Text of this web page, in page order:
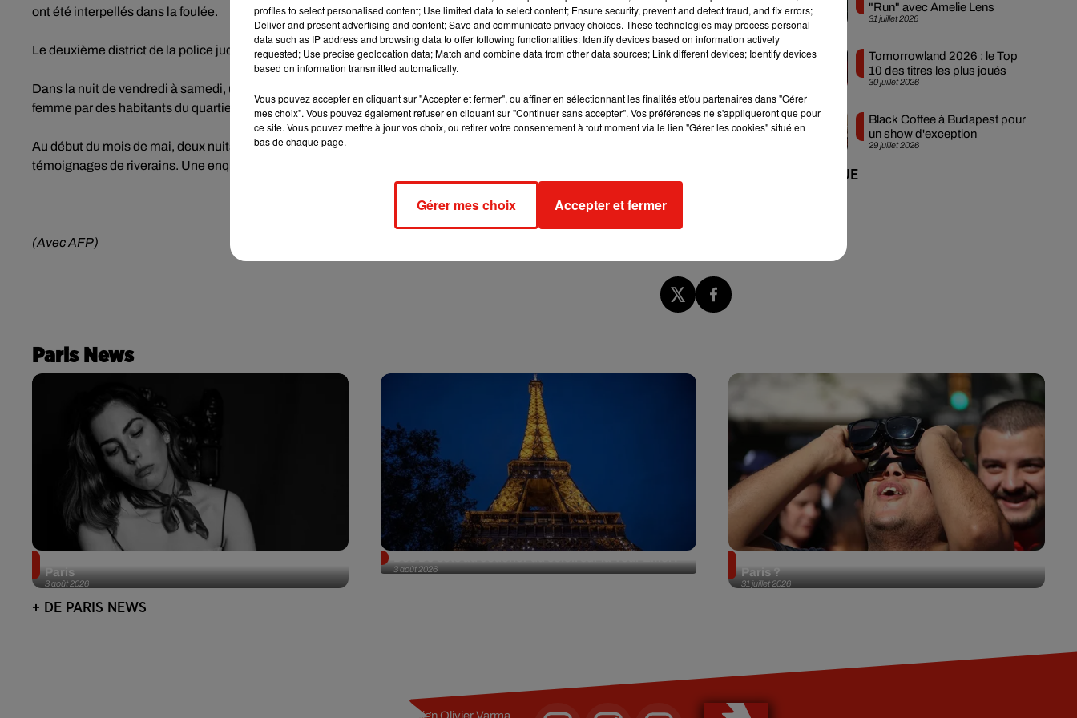
ont été interpellés dans la foulée.
Le deuxième district de la police judiciaire parisienne a été chargé de l'enquête.
Dans la nuit de vendredi à samedi, un homme avait déjà été placé en garde à vue après avoir été filmé en train de violer une
femme par des habitants du quartier Stalingrad, habitués à faire des vidéos pour dénoncer les nuisances liées au trafic.
Au début du mois de mai, deux nuits de suite, des tirs de mortiers d'artifice ont visé des fumeurs de crack, selon des
témoignages de riverains. Une enquête a été ouverte pour "violences avec arme".
(Avec AFP)
31 juillet 2026
"Run" avec Amelie Lens
30 juillet 2026
Tomorrowland 2026 : le Top
10 des titres les plus joués
29 juillet 2026
Black Coffee à Budapest pour
un show d'exception
+ DE MUSIQUE
Paris News
3 août 2026
Paris
3 août 2026
31 juillet 2026
Paris ?
+ DE PARIS NEWS
profiles to select personalised content; Use limited data to select content; Ensure security, prevent and detect fraud, and fix errors;
Deliver and present advertising and content; Save and communicate privacy choices. These technologies may process personal
data such as IP address and browsing data to offer following functionalities: Identify devices based on information actively
requested; Use precise geolocation data; Match and combine data from other data sources; Link different devices; Identify devices
based on information transmitted automatically.
Vous pouvez accepter en cliquant sur "Accepter et fermer", ou affiner en sélectionnant les finalités et/ou partenaires dans "Gérer
mes choix". Vous pouvez également refuser en cliquant sur "Continuer sans accepter". Vos préférences ne s'appliqueront que pour
ce site. Vous pouvez mettre à jour vos choix, ou retirer votre consentement à tout moment via le lien "Gérer les cookies" situé en
bas de chaque page.
Gérer mes choix Accepter et fermer